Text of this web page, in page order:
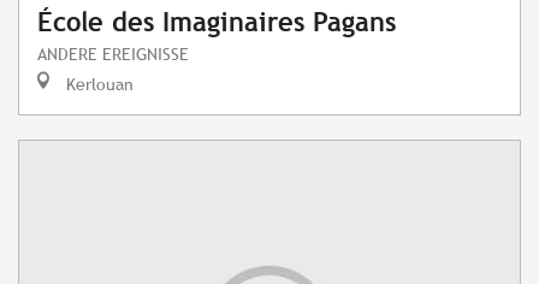
École des Imaginaires Pagans
ANDERE EREIGNISSE
Kerlouan